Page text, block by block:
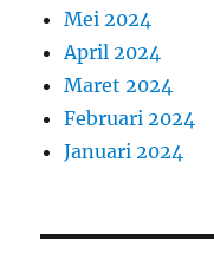
Mei 2024
April 2024
Maret 2024
Februari 2024
Januari 2024